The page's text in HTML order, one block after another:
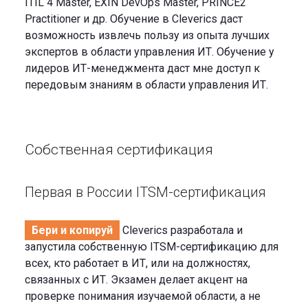
Practitioner и др. Обучение в Cleverics даст
возможность извлечь пользу из опыта лучших
экспертов в области управления ИТ. Обучение у
лидеров ИТ-менеджмента даст мне доступ к
передовым знаниям в области управления ИТ.
Собственная сертификация
Первая в России ITSM-сертификация
Бери и копируй
Cleverics разработала и
запустила собственную ITSM-сертификацию для
всех, кто работает в ИТ, или на должностях,
связанных с ИТ. Экзамен делает акцент на
проверке понимания изучаемой области, а не